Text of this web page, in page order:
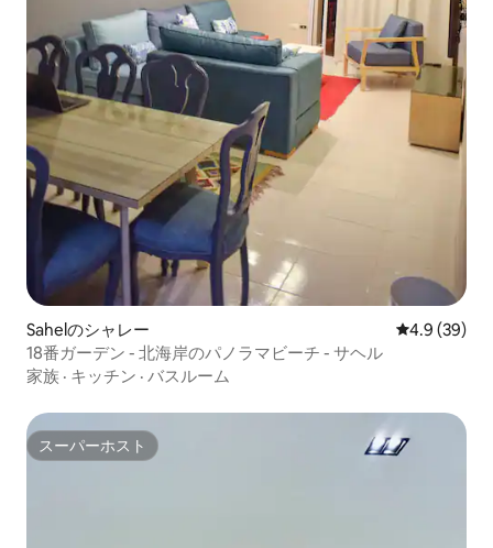
Sahelのシャレー レビュー39
4.9 (39)
18番ガーデン - 北海岸のパノラマビーチ - サヘル
家族 · キッチン · バスルーム
スーパーホスト
スーパーホスト